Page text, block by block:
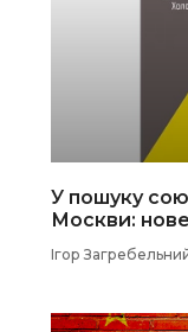
У пошуку
Москви:
Ігор